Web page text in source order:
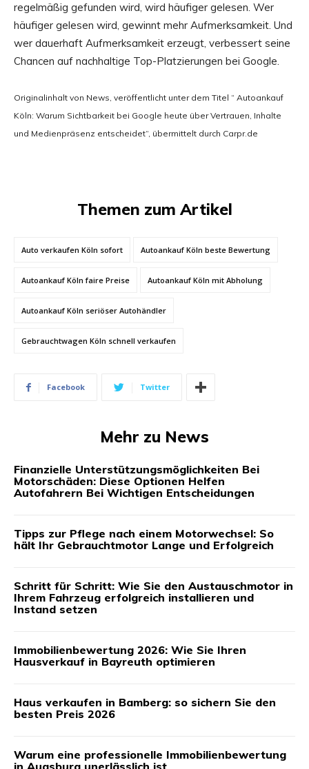
regelmäßig gefunden wird, wird häufiger gelesen. Wer
häufiger gelesen wird, gewinnt mehr Aufmerksamkeit. Und
wer dauerhaft Aufmerksamkeit erzeugt, verbessert seine
Chancen auf nachhaltige Top-Platzierungen bei Google.
Originalinhalt von News, veröffentlicht unter dem Titel “ Autoankauf
Köln: Warum Sichtbarkeit bei Google heute über Vertrauen, Inhalte
und Medienpräsenz entscheidet“, übermittelt durch Carpr.de
Themen zum Artikel
Auto verkaufen Köln sofort Autoankauf Köln beste Bewertung
Autoankauf Köln faire Preise Autoankauf Köln mit Abholung
Autoankauf Köln seriöser Autohändler
Gebrauchtwagen Köln schnell verkaufen
Facebook Twitter
Mehr zu News
Finanzielle Unterstützungsmöglichkeiten Bei
Motorschäden: Diese Optionen Helfen
Autofahrern Bei Wichtigen Entscheidungen
Tipps zur Pflege nach einem Motorwechsel: So
hält Ihr Gebrauchtmotor Lange und Erfolgreich
Schritt für Schritt: Wie Sie den Austauschmotor in
Ihrem Fahrzeug erfolgreich installieren und
Instand setzen
Immobilienbewertung 2026: Wie Sie Ihren
Hausverkauf in Bayreuth optimieren
Haus verkaufen in Bamberg: so sichern Sie den
besten Preis 2026
Warum eine professionelle Immobilienbewertung
in Augsburg unerlässlich ist